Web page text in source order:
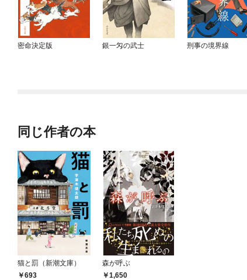
密命決定版 銀一匁の武士 刑事の境界線
同じ作者の本
猫と罰（新潮文庫）
693
森が呼ぶ
1,650